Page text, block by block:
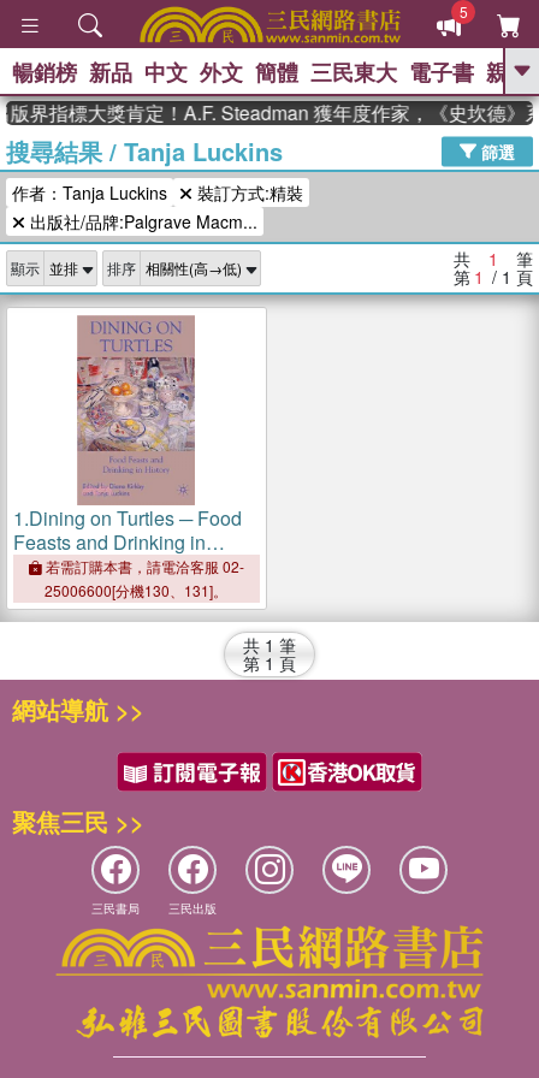
5
GO
熱搜： 高希均教授回憶錄
、 The Odyssey 、 父親節 、 如果歷
史是一群喵
獎 臺灣漫遊錄
登輝時代 、 數學女孩：黎曼猜想 、
偉大的迷走神經
暢銷榜 新品 中文 外文 簡體 三民東大 電子書 親子
界指標大獎肯定！A.F. Steadman 獲年度作家，《史坎德》
搜尋結果/ Tanja Luckins
篩選
作者：Tanja Luckins
裝訂方式:精裝
出版社/品牌:Palgrave Macm...
顯示 排序 共 1 筆
第 1 / 1 頁
1.Dining on Turtles ─ Food
Feasts and Drinking in
History
若需訂購本書，請電洽客服 02-
25006600[分機130、131]。
共 1 筆
第 1 頁
網站導航 >>
聚焦三民 >>
三民書局 三民出版